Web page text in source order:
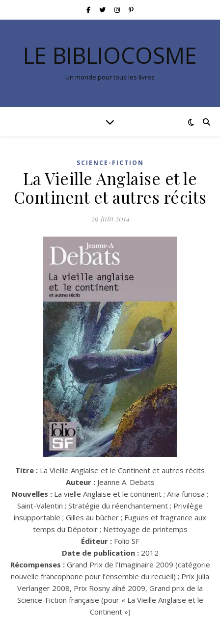
LE BIBLIOCOSME
Un monde pour tous les livres
SCIENCE-FICTION
La Vieille Anglaise et le
Continent et autres récits
29 juin 2014
Titre : La Vieille Anglaise et le Continent et autres récits
Auteur : Jeanne A. Debats
Nouvelles : La vielle Anglaise et le continent ; Aria furiosa ;
Saint-Valentin ; Stratégie du réenchantement ; Privilège
insupportable ; Gilles au bûcher ; Fugues et fragrance aux
temps du Dépotoir ; Nettoyage de printemps
Éditeur : Folio SF
Date de publication : 2012
Récompenses : Grand Prix de l’Imaginaire 2009 (catégorie
nouvelle francophone pour l’ensemble du recueil) ; Prix Julia
Verlanger 2008, Prix Rosny aîné 2009, Grand prix de la
Science-Fiction française (pour « La Vieille Anglaise et le
Continent »)